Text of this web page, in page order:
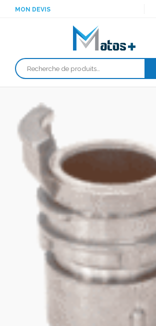
MON DEVIS
Recherche